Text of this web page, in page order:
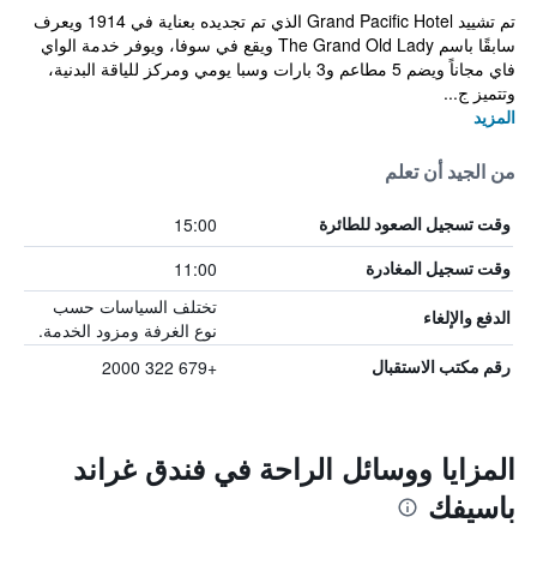
تم تشييد Grand Pacific Hotel الذي تم تجديده بعناية في 1914 ويعرف
سابقًا باسم The Grand Old Lady ويقع في سوفا، ويوفر خدمة الواي
فاي مجاناً ويضم 5 مطاعم و3 بارات وسبا يومي ومركز للياقة البدنية،
وتتميز ج...
المزيد
من الجيد أن تعلم
وقت تسجيل الصعود للطائرة 15:00
وقت تسجيل المغادرة 11:00
الدفع والإلغاء
تختلف السياسات حسب
نوع الغرفة ومزود الخدمة.
رقم مكتب الاستقبال +679 322 2000
المزايا ووسائل الراحة في فندق غراند
باسيفك